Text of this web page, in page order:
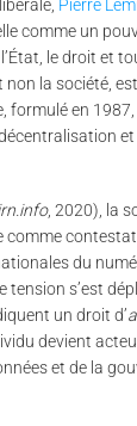
Pierre
comme un
le droit et
non la société,
formulé en
, 2020), la
comme
du
tension s’est
un droit d’
devient
et de la